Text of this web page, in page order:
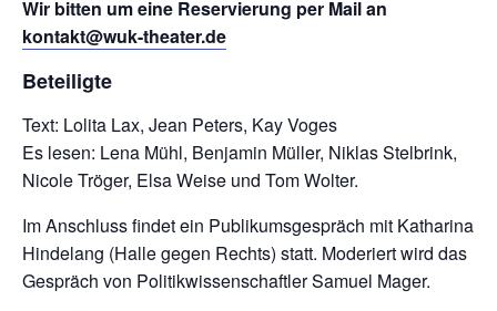
Wir bitten um eine Reservierung per Mail an
kontakt@wuk-theater.de
Beteiligte
Text: Lolita Lax, Jean Peters, Kay Voges
Es lesen: Lena Mühl, Benjamin Müller, Niklas Stelbrink,
Nicole Tröger, Elsa Weise und Tom Wolter.
Im Anschluss findet ein Publikumsgespräch mit Katharina
Hindelang (Halle gegen Rechts) statt. Moderiert wird das
Gespräch von Politikwissenschaftler Samuel Mager.